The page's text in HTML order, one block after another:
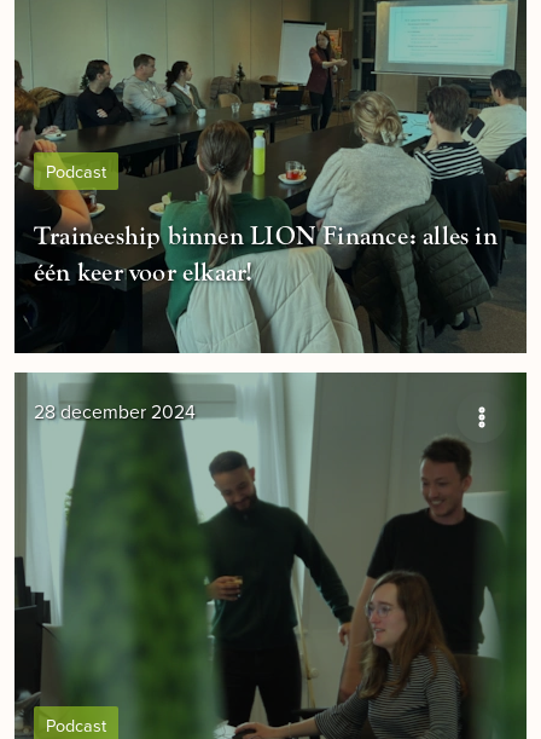
Podcast
Traineeship binnen LION Finance: alles in
één keer voor elkaar!
28 december 2024
Podcast